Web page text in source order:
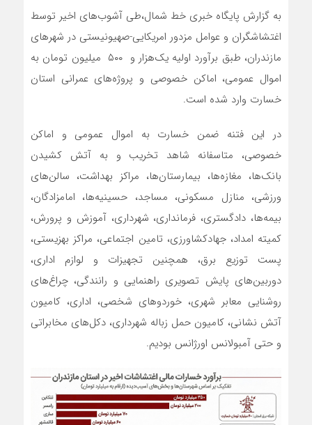
به گزارش پایگاه خبری خط شمال،طی آشوب‌های اخیر توسط
اغتشاشگران و عوامل مزدور امریکایی-صهیونیستی در شهرهای
مازندران، طبق برآورد اولیه یک‌‌هزار و ۵۰۰ میلیون تومان به
اموال عمومی، اماکن خصوصی و پروژه‌های عمرانی استان
خسارت وارد شده است.
در این فتنه ضمن خسارت به اموال عمومی و اماکن
خصوصی، متاسفانه شاهد تخریب و به آتش کشیدن
بانک‌ها، مغازه‌ها، بیمارستان‌ها، مراکز بهداشت، سالن‌های
ورزشی، منازل مسکونی، مساجد، حسینیه‌ها، امامزادگان،
بیمه‌ها، دادگستری، فرمانداری، شهرداری، آموزش و پرورش،
کمیته امداد، جهادکشاورزی، تامین اجتماعی، مراکز بهزیستی،
پست توزیع برق، همچنین تجهیزات و لوازم اداری،
دوربین‌های پایش تصویری راهنمایی و رانندگی، چراغ‌های
روشنایی معابر شهری، خوردوهای شخصی، اداری، کامیون
آتش نشانی، کامیون حمل زباله شهرداری، دکل‌های مخابراتی
و حتی آمبولانس اورژانس بودیم.